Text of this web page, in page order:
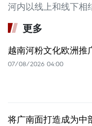
河内以线上和线下相
更多
越南河粉文化欧洲推
07/08/2026 04:00
将广南面打造成为中